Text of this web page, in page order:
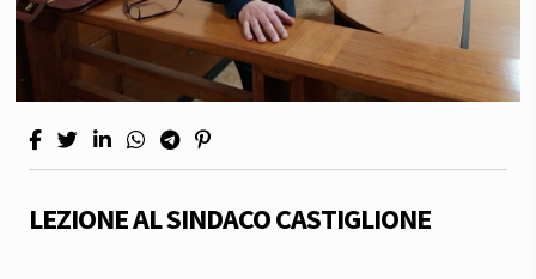
LEZIONE AL SINDACO CASTIGLIONE